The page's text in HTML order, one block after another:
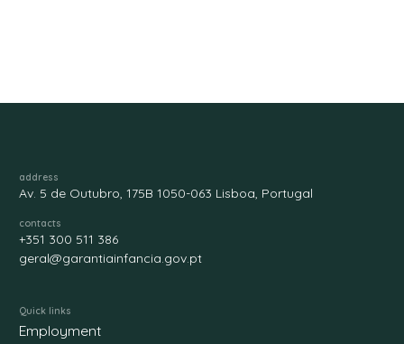
address
Av. 5 de Outubro, 175B 1050-063 Lisboa, Portugal
contacts
+351 300 511 386
geral@garantiainfancia.gov.pt
Quick links
Employment